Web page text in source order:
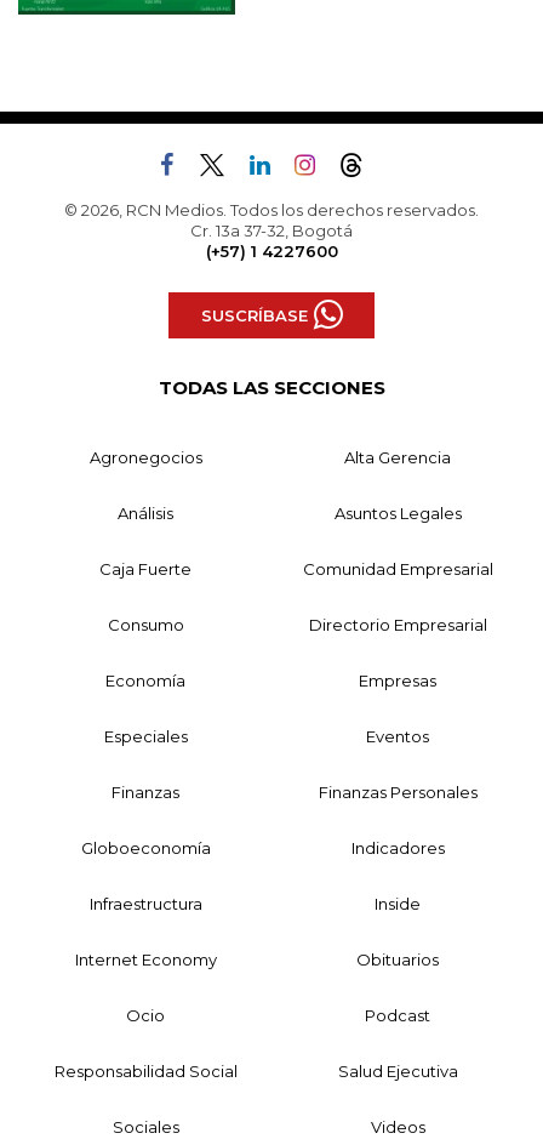
© 2026, RCN Medios. Todos los derechos reservados.
Cr. 13a 37-32, Bogotá
(+57) 1 4227600
SUSCRÍBASE
TODAS LAS SECCIONES
Agronegocios Alta Gerencia
Análisis Asuntos Legales
Caja Fuerte Comunidad Empresarial
Consumo Directorio Empresarial
Economía Empresas
Especiales Eventos
Finanzas Finanzas Personales
Globoeconomía Indicadores
Infraestructura Inside
Internet Economy Obituarios
Ocio Podcast
Responsabilidad Social Salud Ejecutiva
Sociales Videos